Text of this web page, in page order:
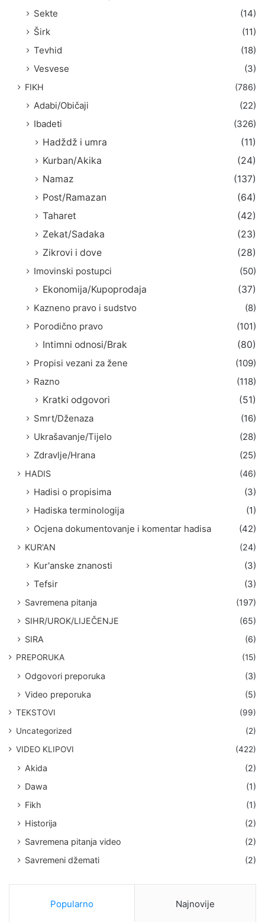
Sekte
(14)
Širk
(11)
Tevhid
(18)
Vesvese
(3)
FIKH (786)
Adabi/Običaji
(22)
Ibadeti
(326)
Hadždž i umra
(11)
Kurban/Akika
(24)
Namaz
(137)
Post/Ramazan
(64)
Taharet
(42)
Zekat/Sadaka
(23)
Zikrovi i dove
(28)
Imovinski postupci
(50)
Ekonomija/Kupoprodaja
(37)
Kazneno pravo i sudstvo
(8)
Porodično pravo
(101)
Intimni odnosi/Brak
(80)
Propisi vezani za žene
(109)
Razno
(118)
Kratki odgovori
(51)
Smrt/Dženaza
(16)
Ukrašavanje/Tijelo
(28)
Zdravlje/Hrana
(25)
HADIS (46)
Hadisi o propisima
(3)
Hadiska terminologija
(1)
Ocjena dokumentovanje i komentar hadisa
(42)
KUR'AN (24)
Kur'anske znanosti
(3)
Tefsir
(3)
Savremena pitanja
(197)
SIHR/UROK/LIJEČENJE
(65)
SIRA
(6)
PREPORUKA (15)
Odgovori preporuka
(3)
Video preporuka
(5)
TEKSTOVI
(99)
Uncategorized
(2)
VIDEO KLIPOVI
(422)
Akida
(2)
Dawa
(1)
Fikh
(1)
Historija
(2)
Savremena pitanja video
(2)
Savremeni džemati
(2)
Popularno Najnovije